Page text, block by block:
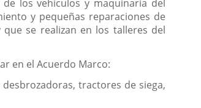
los vehículos y maquinaria del
y pequeñas reparaciones de
se realizan en los talleres del
en el Acuerdo Marco:
tractores de siega,